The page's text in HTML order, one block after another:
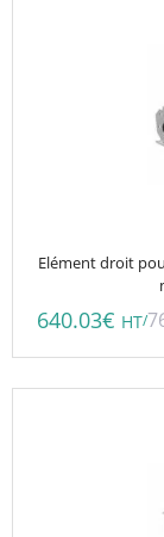
Elément droit
640.03€ HT/